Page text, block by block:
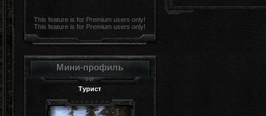
This feature is for Premium users only!
This feature is for Premium users only!
Мини-профиль
Турист